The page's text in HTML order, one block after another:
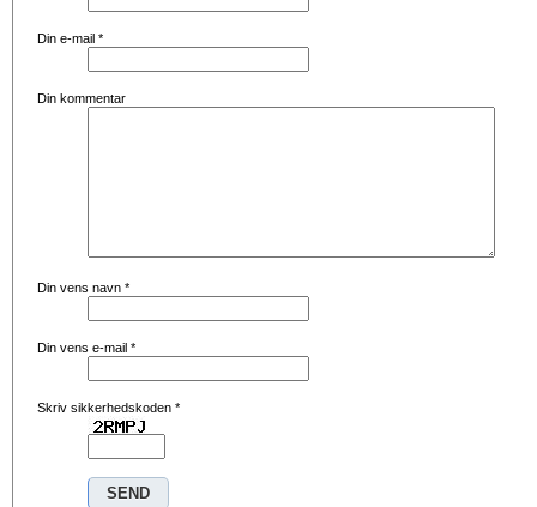
Din e-mail *
Din kommentar
Din vens navn *
Din vens e-mail *
Skriv sikkerhedskoden *